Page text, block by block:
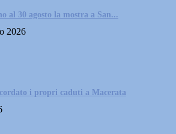
al 30 agosto la mostra a San...
2026
i propri caduti a Macerata